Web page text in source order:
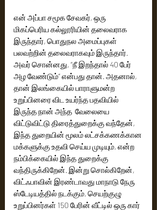
என் அப்பா சமூக சேவகர், ஒரு
மிகப்பெரிய கல்லூரியின் தலைவராக
இருந்தார், பொதுநல அமைப்புகள்
பலவற்றின் தலைவராகவும் இருந்தார்.
அவர் சொன்னது, “நீ இறந்தால் 40 பேர்
அழ வேண்டும்” என்பது தான். அதனால்,
தான் இலங்கையில் பாராளுமன்ற
உறுப்பினரை விட உயர்ந்த பதவியில்
இருந்த நான் அந்த  வேலையை
விட்டுவிட்டு திரைத்துறைக்கு வந்தேன்,
இந்த துறையின் மூலம் லட்சக்கணக்கான
மக்களுக்கு உதவி செய்ய முடியும், என்ற
நம்பிக்கையில் இந்த துறைக்கு
வந்திருக்கிறேன். இன்று சொல்கிறேன்,
விட்ஃபாவின் இரண்டாவது மாநாடு நேரு
ஸ்டேடியத்தில் நடக்கும், செயற்குழு
உறுப்பினர்கள் 150 பேரின் வீட்டில் ஒரு கார்